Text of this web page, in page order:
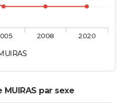
2008 2020
par sexe